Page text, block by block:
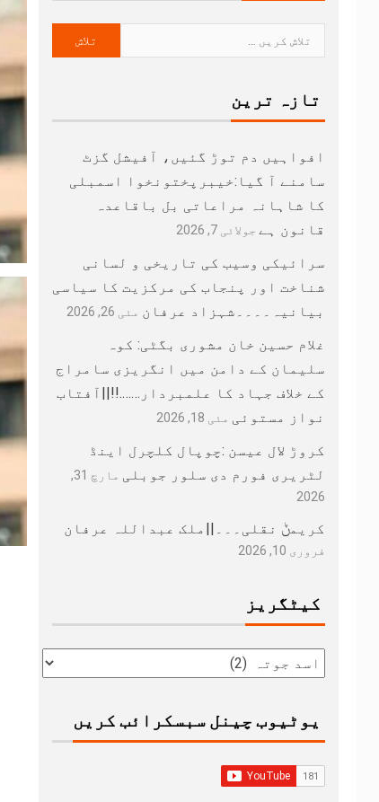
تازہ ترین
افواہیں دم توڑ گئیں، آفیشل گزٹ
سامنے آ گیا:خیبرپختونخوا اسمبلی
کا شاہانہ مراعاتی بل باقاعدہ
قانون ہے جولائی 7, 2026
سرائیکی وسیب کی تاریخی و لسانی
شناخت اور پنجاب کی مرکزیت کا سیاسی
بیانیہ۔۔۔۔شہزاد عرفان مئی 26, 2026
غلام حسین خان مشوری بگٹی: کوہ
سلیمان کے دامن میں انگریزی سامراج
کے خلاف جہاد کا علمبردار…….!!||آفتاب
نواز مستوئی مئی 18, 2026
کروڑ لال عیسن :چوپال کلچرل اینڈ
لٹریری فورم دی سلور جوبلی
مارچ 31,
2026
کریمݨ نقلی۔۔۔||ملک عبداللہ عرفان
فروری 10, 2026
کیٹگریز
یوٹیوب چینل سبسکرائب کریں